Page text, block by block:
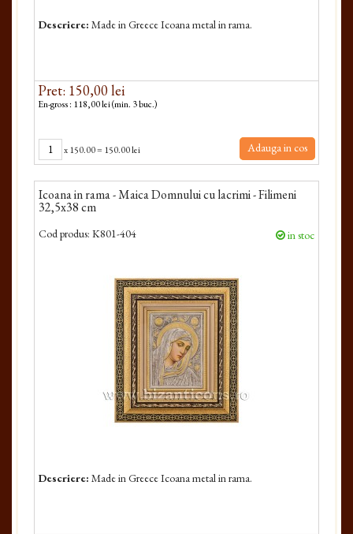
Descriere: Made in Greece Icoana metal in rama.
Pret: 150,00 lei
En-gross : 118,00 lei (min. 3 buc.)
x150.00= 150.00 lei Adauga in cos
Icoana in rama - Maica Domnului cu lacrimi - Filimeni
32,5x38 cm
Cod produs: K801-404 in stoc
Descriere: Made in Greece Icoana metal in rama.